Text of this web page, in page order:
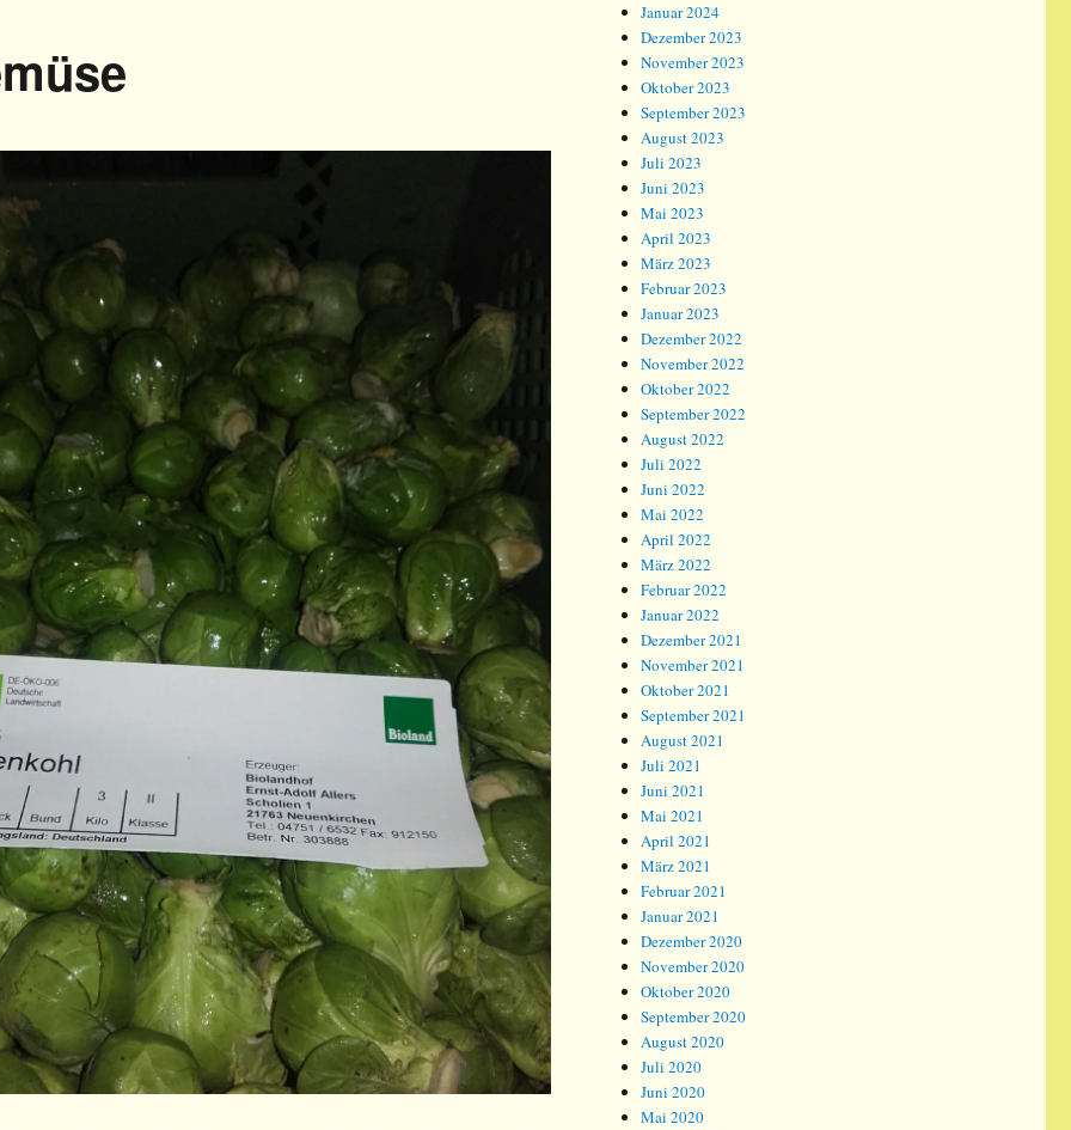
Januar 2024
Dezember 2023
November 2023
Oktober 2023
September 2023
August 2023
Juli 2023
Juni 2023
Mai 2023
April 2023
März 2023
Februar 2023
Januar 2023
Dezember 2022
November 2022
Oktober 2022
September 2022
August 2022
Juli 2022
Juni 2022
Mai 2022
April 2022
März 2022
Februar 2022
Januar 2022
Dezember 2021
November 2021
Oktober 2021
September 2021
August 2021
Juli 2021
Juni 2021
Mai 2021
April 2021
März 2021
Februar 2021
Januar 2021
Dezember 2020
November 2020
Oktober 2020
September 2020
August 2020
Juli 2020
Juni 2020
Mai 2020